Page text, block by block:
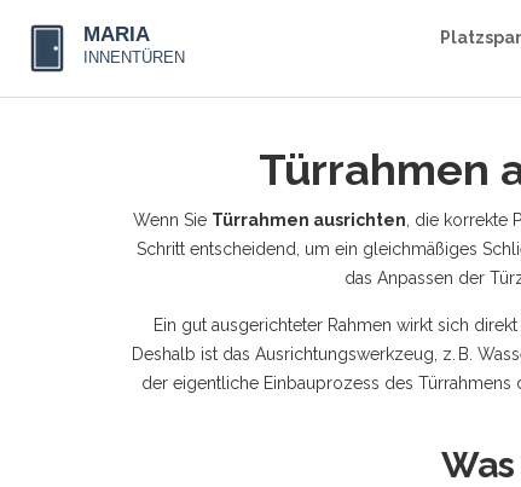
Türrahmen
Wenn Sie Türrahmen ausrichten die korrekte
Schritt entscheidend, um ein gleichmäßiges
das Anpassen der
Ein gut ausgerichteter Rahmen wirkt sich
Deshalb ist das Ausrichtungswerkzeug z. B.
der eigentliche Einbauprozess des Türrahmens